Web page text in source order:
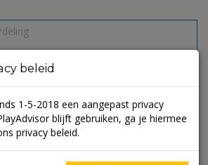
beleid
1-5-2018 een aangepast privacy
blijft gebruiken, ga je hiermee
privacy beleid.